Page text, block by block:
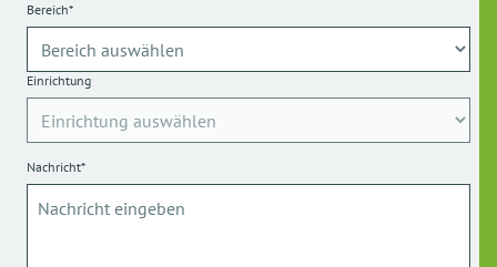
Bereich*
Einrichtung
Nachricht*